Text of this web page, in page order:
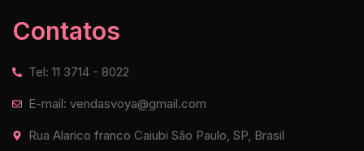
Contatos
Tel: 11 3714 - 8022
E-mail: vendasvoya@gmail.com
Rua Alarico franco Caiubi São Paulo, SP, Brasil